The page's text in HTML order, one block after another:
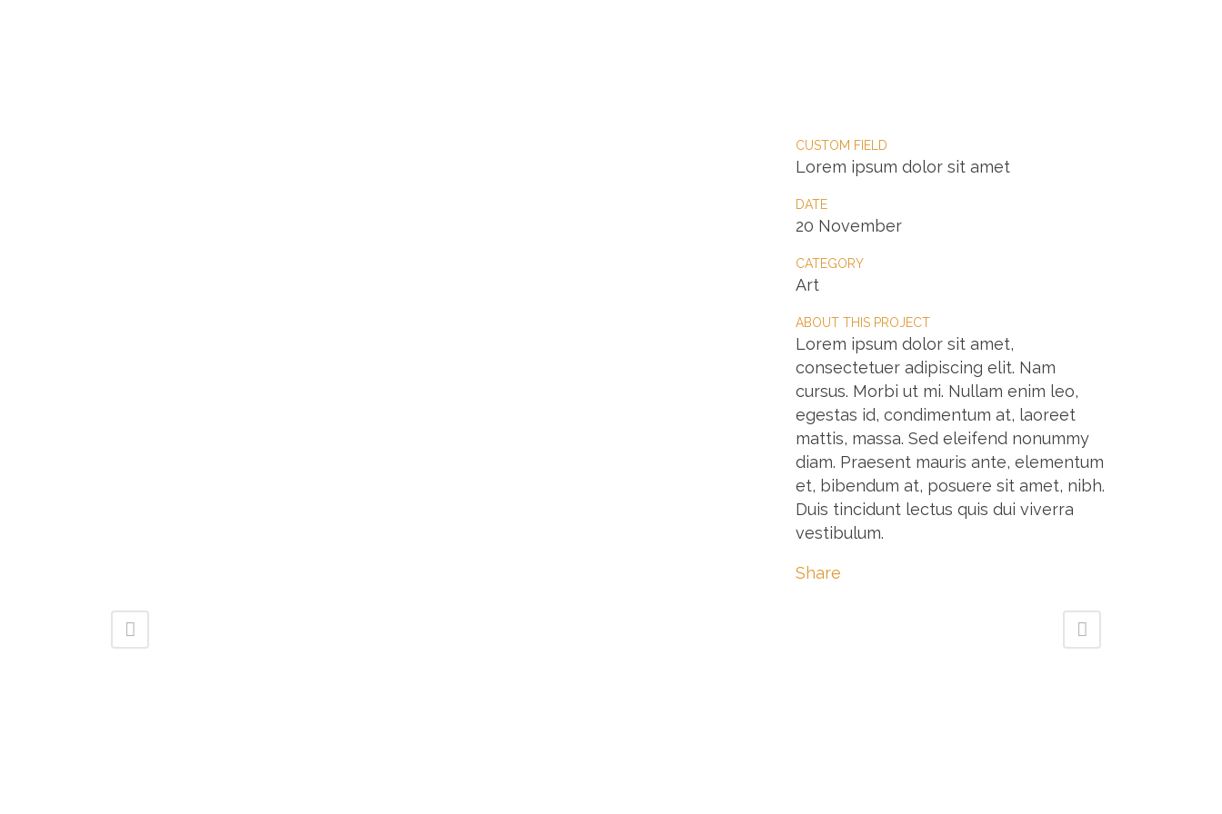
CUSTOM FIELD
Lorem ipsum dolor sit amet
DATE
20 November
CATEGORY
Art
ABOUT THIS PROJECT
Lorem ipsum dolor sit amet,
consectetuer adipiscing elit. Nam
cursus. Morbi ut mi. Nullam enim leo,
egestas id, condimentum at, laoreet
mattis, massa. Sed eleifend nonummy
diam. Praesent mauris ante, elementum
et, bibendum at, posuere sit amet, nibh.
Duis tincidunt lectus quis dui viverra
vestibulum.
Share